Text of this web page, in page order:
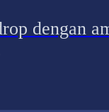
dengan